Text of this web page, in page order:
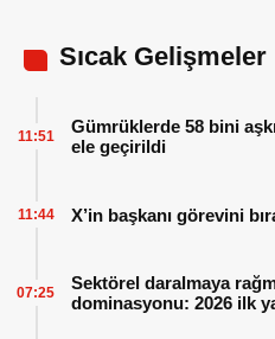
Sıcak Gelişmeler
Gümrüklerde 58 bini
ele geçirildi
11:51
X’in başkanı görevini
11:44
Sektörel daralmaya
dominasyonu: 2026 ilk
07:25